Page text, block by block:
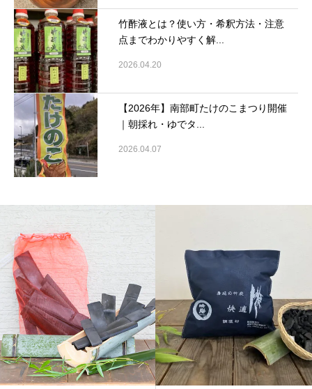
竹酢液とは？使い方・希釈方法・注意
点までわかりやすく解...
2026.04.20
【2026年】南部町たけのこまつり開催
｜朝採れ・ゆでタ...
2026.04.07